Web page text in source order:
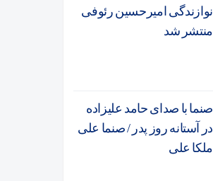
نوازندگی امیرحسین رئوفی
منتشر شد
صنما با صدای حامد علیزاده
در آستانه روز پدر / صنما علی
ملکا علی